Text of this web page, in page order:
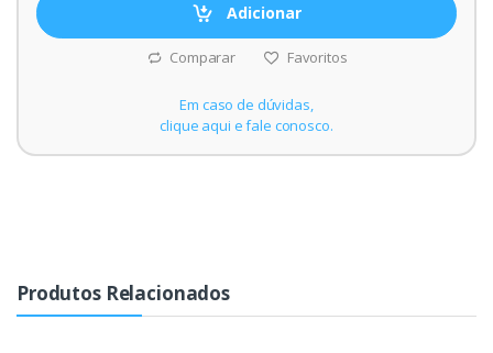
Adicionar
Comparar Favoritos
Em caso de dúvidas,
clique aqui e fale conosco.
Produtos Relacionados